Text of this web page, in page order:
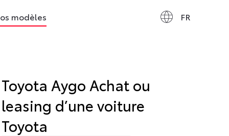
modèles FR
Toyota Aygo Achat ou
leasing d’une voiture
Toyota